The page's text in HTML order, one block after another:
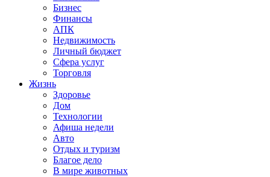
Бизнес
Финансы
АПК
Недвижимость
Личный бюджет
Сфера услуг
Торговля
Жизнь
Здоровье
Дом
Технологии
Афиша недели
Авто
Отдых и туризм
Благое дело
В мире животных